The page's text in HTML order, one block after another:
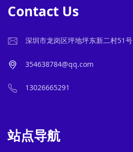
Contact Us
深圳市龙岗区坪地坪东新二村51号
354638784@qq.com
13026665291
站点导航